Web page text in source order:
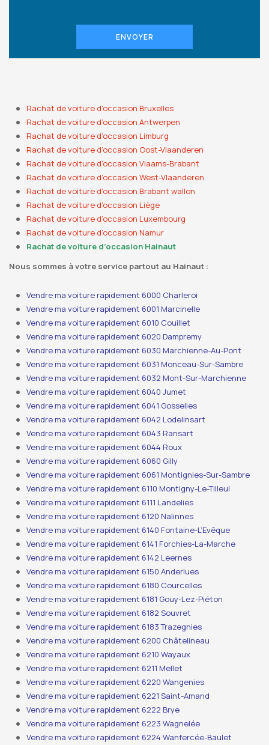
ENVOYER
Rachat de voiture d’occasion Bruxelles
Rachat de voiture d’occasion Antwerpen
Rachat de voiture d’occasion Limburg
Rachat de voiture d’occasion Oost-Vlaanderen
Rachat de voiture d’occasion Vlaams-Brabant
Rachat de voiture d’occasion West-Vlaanderen
Rachat de voiture d’occasion Brabant wallon
Rachat de voiture d’occasion Liège
Rachat de voiture d’occasion Luxembourg
Rachat de voiture d’occasion Namur
Rachat de voiture d’occasion Hainaut
Nous sommes à votre service partout au Hainaut :
Vendre ma voiture rapidement 6000 Charleroi
Vendre ma voiture rapidement 6001 Marcinelle
Vendre ma voiture rapidement 6010 Couillet
Vendre ma voiture rapidement 6020 Dampremy
Vendre ma voiture rapidement 6030 Marchienne-Au-Pont
Vendre ma voiture rapidement 6031 Monceau-Sur-Sambre
Vendre ma voiture rapidement 6032 Mont-Sur-Marchienne
Vendre ma voiture rapidement 6040 Jumet
Vendre ma voiture rapidement 6041 Gosselies
Vendre ma voiture rapidement 6042 Lodelinsart
Vendre ma voiture rapidement 6043 Ransart
Vendre ma voiture rapidement 6044 Roux
Vendre ma voiture rapidement 6060 Gilly
Vendre ma voiture rapidement 6061 Montignies-Sur-Sambre
Vendre ma voiture rapidement 6110 Montigny-Le-Tilleul
Vendre ma voiture rapidement 6111 Landelies
Vendre ma voiture rapidement 6120 Nalinnes
Vendre ma voiture rapidement 6140 Fontaine-L’Evêque
Vendre ma voiture rapidement 6141 Forchies-La-Marche
Vendre ma voiture rapidement 6142 Leernes
Vendre ma voiture rapidement 6150 Anderlues
Vendre ma voiture rapidement 6180 Courcelles
Vendre ma voiture rapidement 6181 Gouy-Lez-Piéton
Vendre ma voiture rapidement 6182 Souvret
Vendre ma voiture rapidement 6183 Trazegnies
Vendre ma voiture rapidement 6200 Châtelineau
Vendre ma voiture rapidement 6210 Wayaux
Vendre ma voiture rapidement 6211 Mellet
Vendre ma voiture rapidement 6220 Wangenies
Vendre ma voiture rapidement 6221 Saint-Amand
Vendre ma voiture rapidement 6222 Brye
Vendre ma voiture rapidement 6223 Wagnelée
Vendre ma voiture rapidement 6224 Wanfercée-Baulet